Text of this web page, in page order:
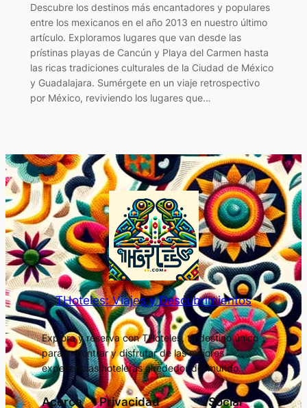
Descubre los destinos más encantadores y populares
entre los mexicanos en el año 2013 en nuestro último
artículo. Exploramos lugares que van desde las
prístinas playas de Cancún y Playa del Carmen hasta
las ricas tradiciones culturales de la Ciudad de México
y Guadalajara. Sumérgete en un viaje retrospectivo
por México, reviviendo los lugares que…
THoteles: Viajes y Descubrimientos
Explora y reserva con THoteles, tu destino único
para encontrar y disfrutar de las mejores
experiencias hoteleras alrededor del mundo.
Acerca Privacidad Social